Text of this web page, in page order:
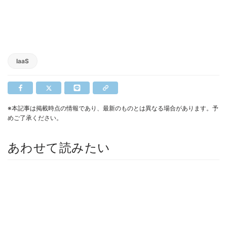
IaaS
※本記事は掲載時点の情報であり、最新のものとは異なる場合があります。予
めご了承ください。
あわせて読みたい